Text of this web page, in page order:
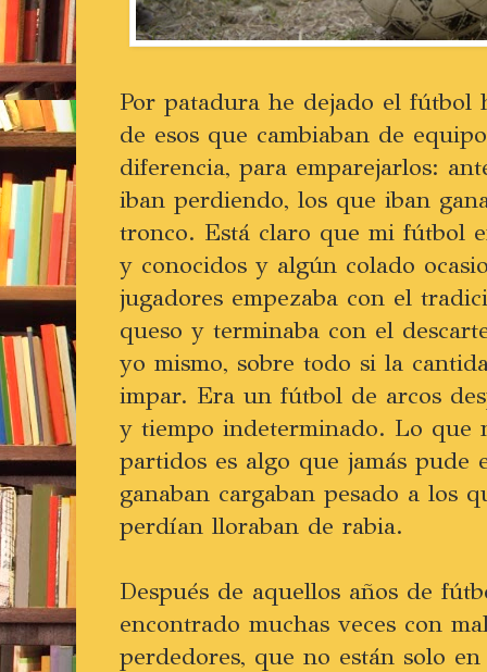
Por patadura he dejado el fútbol
de esos que cambiaban de
diferencia, para emparejarlos:
iban perdiendo, los que iban
tronco. Está claro que mi fútbol
y conocidos y algún colado
jugadores empezaba con el
queso y terminaba con el
yo mismo, sobre todo si la
impar. Era un fútbol de arcos
y tiempo indeterminado. Lo que
partidos es algo que jamás pude
ganaban cargaban pesado a los
perdían lloraban de rabia.
Después de aquellos años de
encontrado muchas veces con
perdedores, que no están solo